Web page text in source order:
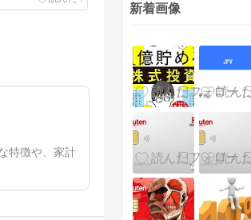
特徴や、家計
新着画像